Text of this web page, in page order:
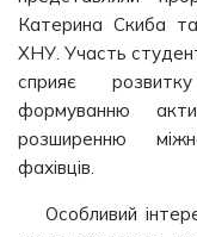
Катерина Скиба
ХНУ. Участь
сприяє
формуванню
розширенню
фахівців.
Особливий